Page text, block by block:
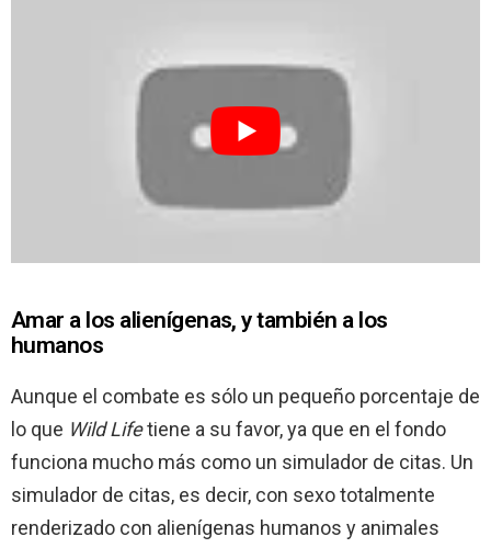
Amar a los alienígenas, y también a los
humanos
Aunque el combate es sólo un pequeño porcentaje de
lo que Wild Lifetiene a su favor, ya que en el fondo
funciona mucho más como un simulador de citas. Un
simulador de citas, es decir, con sexo totalmente
renderizado con alienígenas humanos y animales